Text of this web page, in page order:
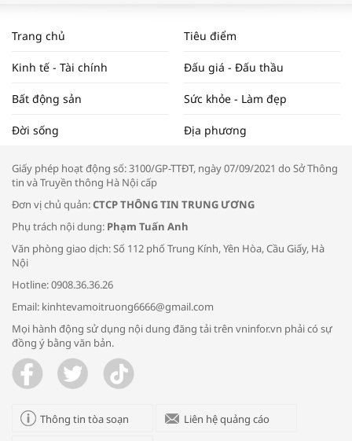
NAM NĂM 2024 VÀ NĂM 2025 | NHỊP
ĐẬP THỊ TRƯỜNG #62
Tọa đàm “Xúc tiến thương mại: Khơi
Bác sĩ tư vấn cách phòng tránh bệnh
đường hô hấp trong thời tiết giao mùa
Trao yêu thương cho em
Trang chủ Tiêu điểm
Kinh tế - Tài chính Đấu giá - Đấu thầu
Bất động sản Sức khỏe - Làm đẹp
Đời sống Địa phương
Giấy phép hoạt động số: 3100/GP-TTĐT, ngày 07/09/2021 do Sở Thông
tin và Truyền thông Hà Nội cấp
Đơn vị chủ quản:CTCP THÔNG TIN TRUNG ƯƠNG
Phụ trách nội dung: Phạm Tuấn Anh
Văn phòng giao dịch: Số 112 phố Trung Kính, Yên Hòa, Cầu Giấy, Hà
Nội
Hotline: 0908.36.36.26
Email: kinhtevamoitruong6666@gmail.com
Mọi hành động sử dụng nội dung đăng tải trên vninfor.vn phải có sự
đồng ý bằng văn bản.
Thông tin tòa soạn Liên hệ quảng cáo